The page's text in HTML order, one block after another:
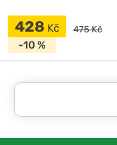
428 Kč 475 Kč
-10 %